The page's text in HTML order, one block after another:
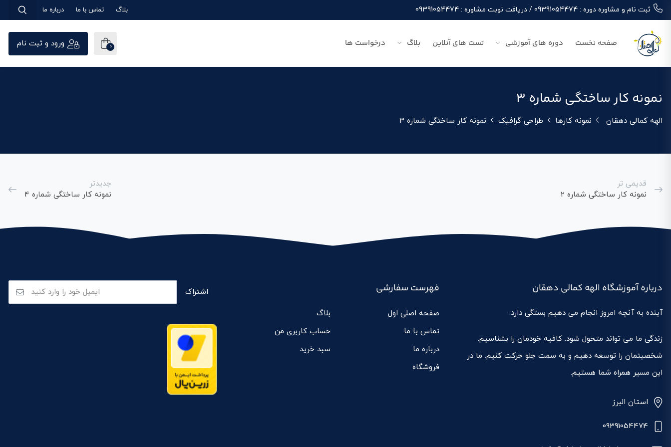
ثبت نام و مشاوره دوره : 09391054474 / دریافت نوبت مشاوره : 09391054474 بلاگ تماس با ما درباره ما
صفحه نخست دوره های آموزشی تست های آنلاین بلاگ درخواست ها 0 ورود و ثبت نام
نمونه کار ساختگی شماره 3
الهه کمالی دهقان نمونه کارها طراحی گرافیک نمونه کار ساختگی شماره 3
قدیمی تر
نمونه کار ساختگی شماره 2
جدیدتر
نمونه کار ساختگی شماره 4
درباره آموزشگاه الهه کمالی دهقان
آینده به آنچه امروز انجام می دهیم بستگی دارد.
زندگی ما می تواند متحول شود. کافیه خودمان را بشناسیم.
شخصیتمان را توسعه دهیم و به سمت جلو حرکت کنیم. ما در
این مسیر همراه شما هستیم.
استان البرز
09391054474
فهرست سفارشی
صفحه اصلی اول
بلاگ
تماس با ما
حساب کاربری من
درباره ما
سبد خرید
فروشگاه